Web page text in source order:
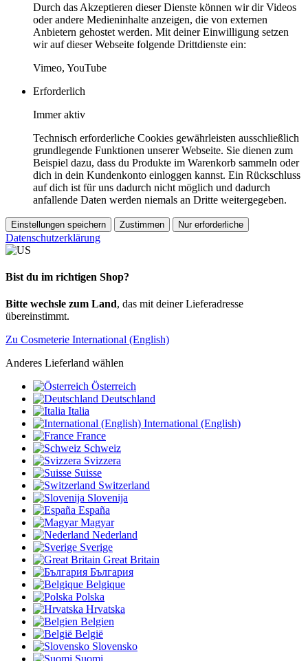
Durch das Akzeptieren dieser Dienste können wir dir Videos
oder andere Medieninhalte anzeigen, die von externen
Anbietern gehostet werden. Mit deiner Einwilligung setzen
wir auf dieser Webseite folgende Drittdienste ein:
Vimeo, YouTube
Erforderlich
Immer aktiv
Technisch erforderliche Cookies gewährleisten ausschließlich
grundlegende Funktionen unserer Webseite. Sie dienen zum
Beispiel dazu, dass du Produkte im Warenkorb sammeln oder
dich in dein Kundenkonto einloggen kannst. Ein Rückschluss
auf dich ist für uns dadurch nicht möglich und dadurch
anfallende Daten werden niemals an Dritte weitergegeben.
Einstellungen speichern Zustimmen Nur erforderliche
Datenschutzerklärung
Bist du im richtigen Shop?
Bitte wechsle zum Land, das mit deiner Lieferadresse
übereinstimmt.
Zu Cosmeterie International (English)
Anderes Lieferland wählen
Österreich
Deutschland
Italia
International (English)
France
Schweiz
Svizzera
Suisse
Switzerland
Slovenija
España
Magyar
Nederland
Sverige
Great Britain
България
Belgique
Polska
Hrvatska
Belgien
België
Slovensko
Suomi